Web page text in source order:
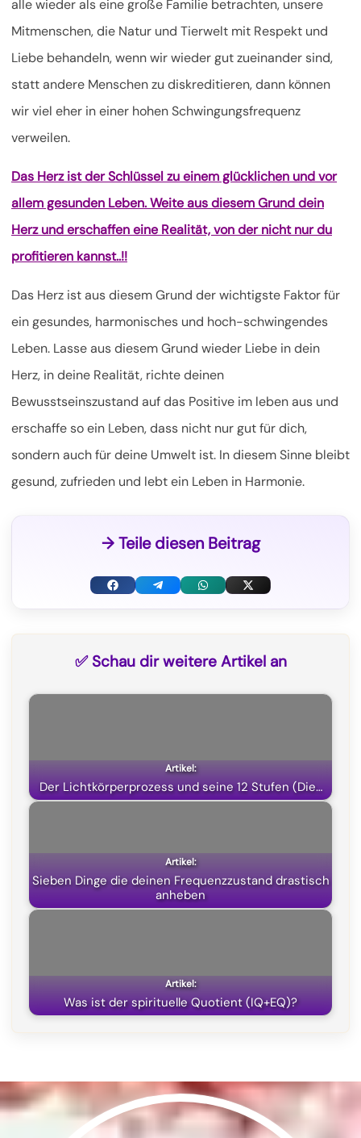
alle wieder als eine große Familie betrachten, unsere
Mitmenschen, die Natur und Tierwelt mit Respekt und
Liebe behandeln, wenn wir wieder gut zueinander sind,
statt andere Menschen zu diskreditieren, dann können
wir viel eher in einer hohen Schwingungsfrequenz
verweilen.
Das Herz ist der Schlüssel zu einem glücklichen und vor
allem gesunden Leben. Weite aus diesem Grund dein
Herz und erschaffen eine Realität, von der nicht nur du
profitieren kannst..!!
Das Herz ist aus diesem Grund der wichtigste Faktor für
ein gesundes, harmonisches und hoch-schwingendes
Leben. Lasse aus diesem Grund wieder Liebe in dein
Herz, in deine Realität, richte deinen
Bewusstseinszustand auf das Positive im leben aus und
erschaffe so ein Leben, dass nicht nur gut für dich,
sondern auch für deine Umwelt ist. In diesem Sinne bleibt
gesund, zufrieden und lebt ein Leben in Harmonie.
→ Teile diesen Beitrag
F
o
k
T
a
m
W
p
p
X
T
t
e
✅ Schau dir weitere Artikel an
Der Lichtkörperprozess und seine 12 Stufen (Die…
Sieben Dinge die deinen Frequenzzustand drastisch
anheben
Was ist der spirituelle Quotient (IQ+EQ)?